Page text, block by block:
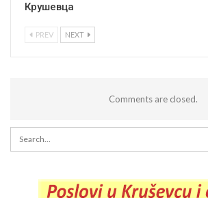
Крушевца
PREV NEXT
Comments are closed.